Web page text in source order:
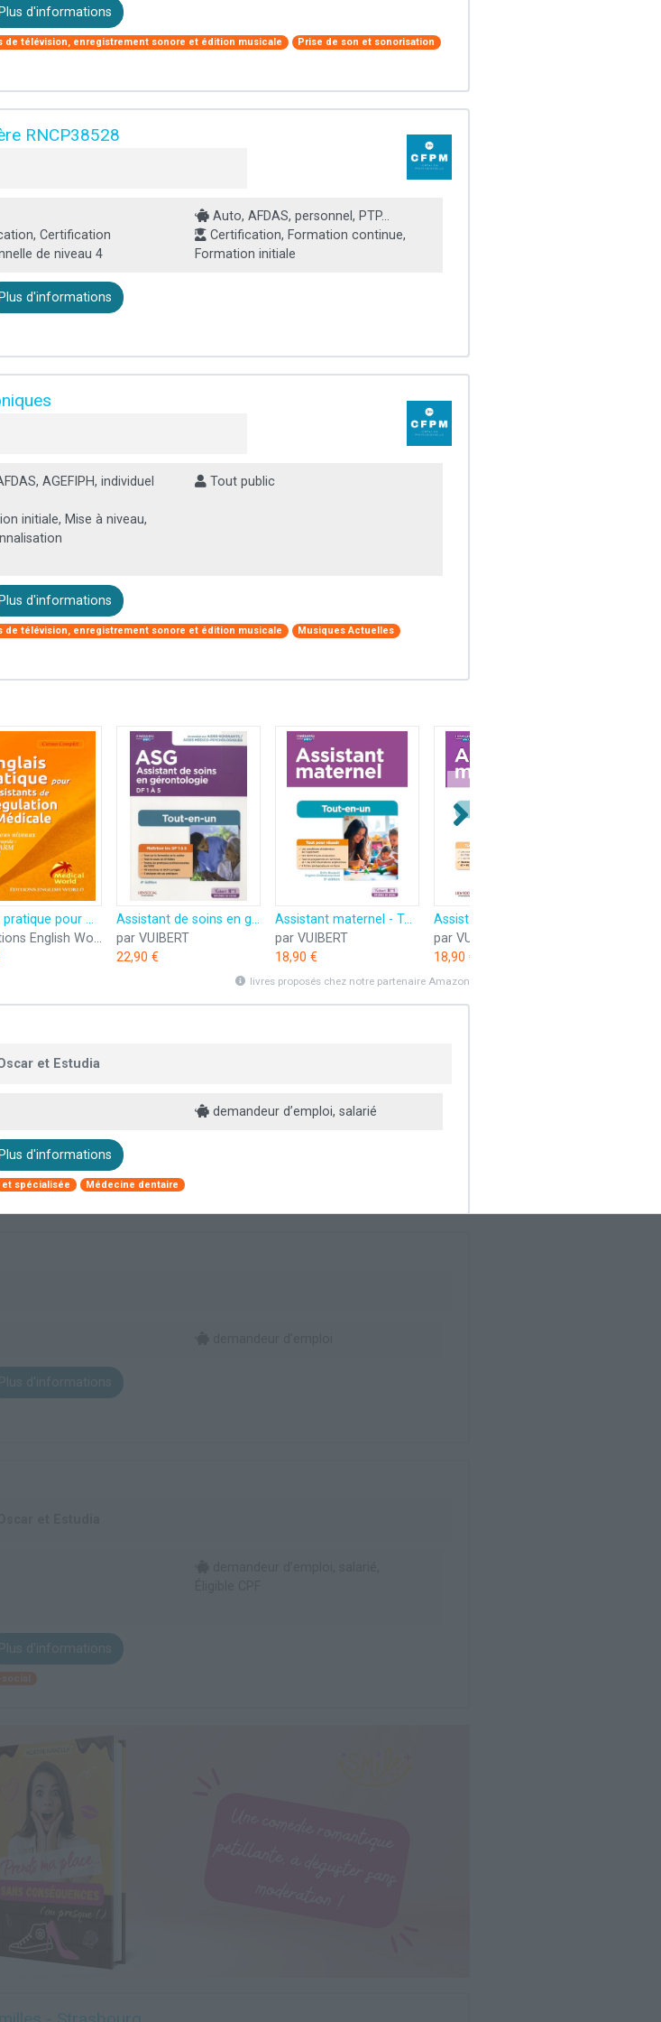
Plus d'informations
télévision, enregistrement sonore et édition musicale
Prise de son et sonorisation
RNCP38528
Auto, AFDAS, personnel, PTP...
Certification
de niveau 4
Certification, Formation continue,
Formation initiale
Plus d'informations
AGEFIPH, individuel
Tout public
initiale, Mise à niveau,
Plus d'informations
télévision, enregistrement sonore et édition musicale
Musiques Actuelles
Anglais pratique pour Assistantes de Régulation Médicale
par Éditions English World
Assistant de soins en gérontologie (ASG) - Préparation complète pour réussir sa formation: Diplôme d'État Aide-soignant / Aide médico-psychologique
par VUIBERT
22,90 €
Assistant maternel - Tout-en-un: Préparation complète pour réussir sa formation
par VUIBERT
18,90 €
par VUIBERT
18,90 €
livres proposés chez notre partenaire Amazon
et Estudia
demandeur d’emploi, salarié
Plus d'informations
spécialisée Médecine dentaire
Plus d'informations
Plus d'informations